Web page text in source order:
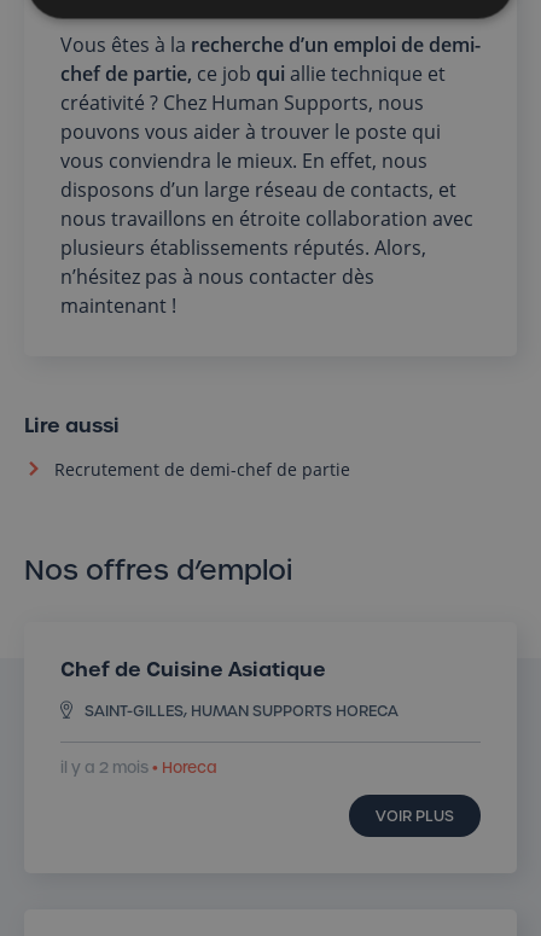
Vous êtes à la recherche d’un emploi de demi-
chef de partie, ce job qui allie technique et
créativité ? Chez Human Supports, nous
pouvons vous aider à trouver le poste qui
vous conviendra le mieux. En effet, nous
disposons d’un large réseau de contacts, et
nous travaillons en étroite collaboration avec
plusieurs établissements réputés. Alors,
n’hésitez pas à nous contacter dès
maintenant !
Lire aussi
Recrutement de demi-chef de partie
Nos offres d’emploi
Chef de Cuisine Asiatique
SAINT-GILLES, HUMAN SUPPORTS HORECA
il y a 2 mois• Horeca
VOIR PLUS